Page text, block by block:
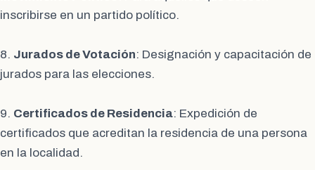
inscribirse en un partido político.
8. Jurados de Votación: Designación y capacitación de
jurados para las elecciones.
9. Certificados de Residencia: Expedición de
certificados que acreditan la residencia de una persona
en la localidad.